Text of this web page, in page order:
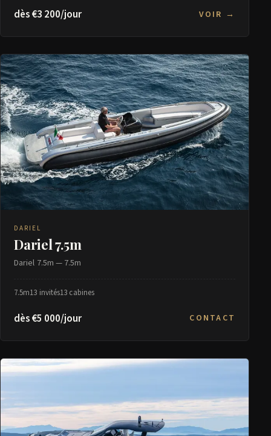
dès €3 200/jour VOIR →
DARIEL
Dariel 7.5m
Dariel 7.5m — 7.5m
7.5m13 invités13 cabines
dès €5 000/jour CONTACT